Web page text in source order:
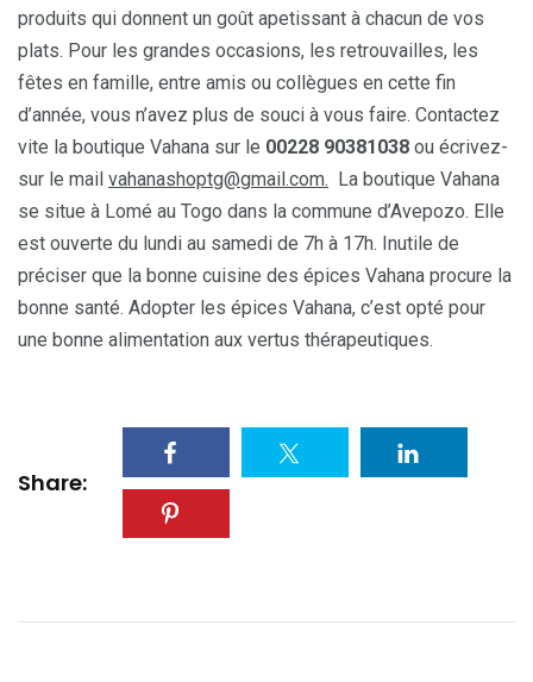
produits qui donnent un goût apetissant à chacun de vos
plats. Pour les grandes occasions, les retrouvailles, les
fêtes en famille, entre amis ou collègues en cette fin
d’année, vous n’avez plus de souci à vous faire. Contactez
vite la boutique Vahana sur le 00228 90381038 ou écrivez-
sur le mail vahanashoptg@gmail.com. La boutique Vahana
se situe à Lomé au Togo dans la commune d’Avepozo. Elle
est ouverte du lundi au samedi de 7h à 17h. Inutile de
préciser que la bonne cuisine des épices Vahana procure la
bonne santé. Adopter les épices Vahana, c’est opté pour
une bonne alimentation aux vertus thérapeutiques.
Share: